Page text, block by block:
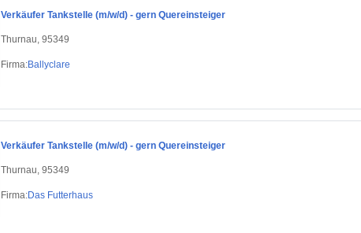
Verkäufer Tankstelle (m/w/d) - gern Quereinsteiger
Thurnau, 95349
Firma:Ballyclare
Verkäufer Tankstelle (m/w/d) - gern Quereinsteiger
Thurnau, 95349
Firma:Das Futterhaus